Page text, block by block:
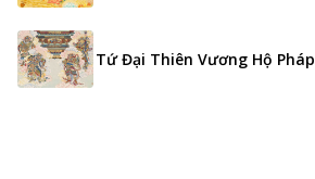
Tứ Đại Thiên Vương Hộ Pháp